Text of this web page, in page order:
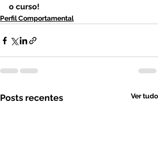
o curso!
Perfil Comportamental
Posts recentes Ver tudo